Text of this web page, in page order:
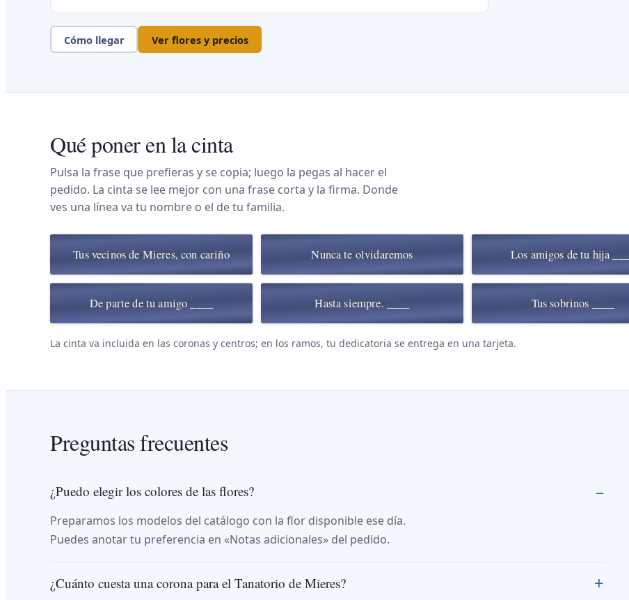
Cómo llegar Ver flores y precios
Qué poner en la cinta
Pulsa la frase que prefieras y se copia; luego la pegas al hacer el
pedido. La cinta se lee mejor con una frase corta y la firma. Donde
ves una línea va tu nombre o el de tu familia.
Tus vecinos de Mieres, con cariño Nunca te olvidaremos Los amigos de tu hija ____
De parte de tu amigo ____ Hasta siempre. ____ Tus sobrinos ____
La cinta va incluida en las coronas y centros; en los ramos, tu dedicatoria se entrega en una tarjeta.
Preguntas frecuentes
¿Puedo elegir los colores de las flores?
Preparamos los modelos del catálogo con la flor disponible ese día.
Puedes anotar tu preferencia en «Notas adicionales» del pedido.
¿Cuánto cuesta una corona para el Tanatorio de Mieres?